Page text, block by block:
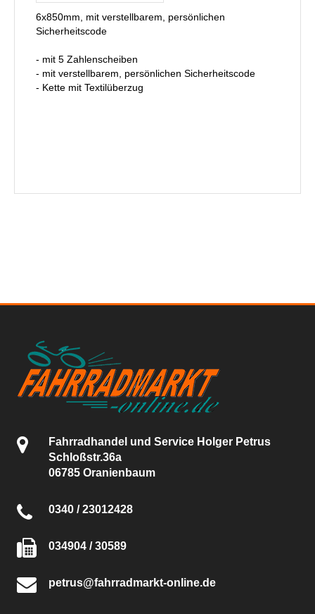
6x850mm, mit verstellbarem, persönlichen
Sicherheitscode
- mit 5 Zahlenscheiben
- mit verstellbarem, persönlichen Sicherheitscode
- Kette mit Textilüberzug
Fahrradhandel und Service Holger Petrus
Schloßstr.36a
06785 Oranienbaum
0340 / 23012428
034904 / 30589
petrus@fahrradmarkt-online.de